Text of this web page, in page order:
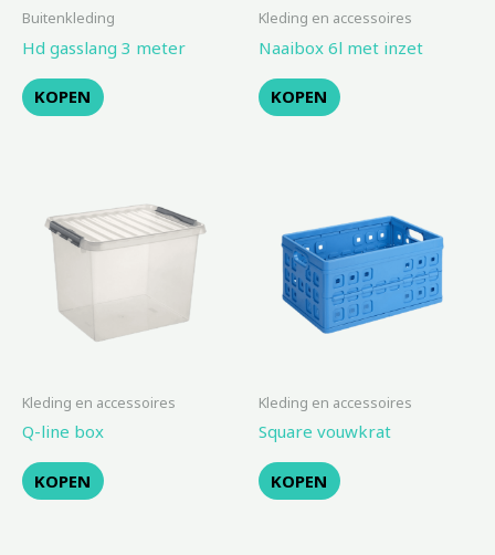
Buitenkleding
Hd gasslang 3 meter
KOPEN
Kleding en accessoires
Naaibox 6l met inzet
KOPEN
Kleding en accessoires
Q-line box
KOPEN
Kleding en accessoires
Square vouwkrat
KOPEN